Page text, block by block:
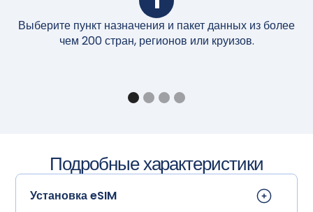
Выберите пункт назначения и пакет данных из более
чем 200 стран, регионов или круизов.
Подробные характеристики
Установка eSIM